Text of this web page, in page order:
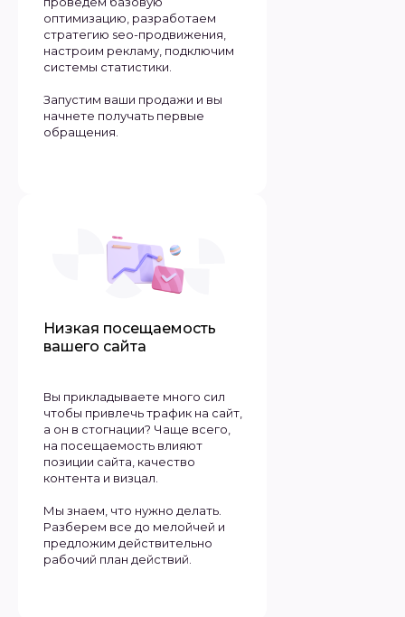
оптимизацию, разработаем
стратегию seo-продвижения,
настроим рекламу, подключим
системы статистики.
Запустим ваши продажи и вы
начнете получать первые
обращения.
Низкая посещаемость
вашего сайта
Вы прикладываете много сил
чтобы привлечь трафик на сайт,
а он в стогнации? Чаще всего,
на посещаемость влияют
позиции сайта, качество
контента и визцал.
Мы знаем, что нужно делать.
Разберем все до мелойчей и
предложим действительно
рабочий план действий.